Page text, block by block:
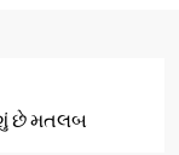
શું છે મતલબ